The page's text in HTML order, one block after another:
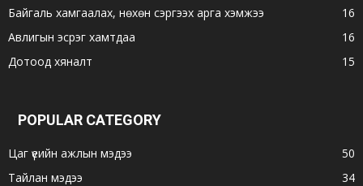
Байгаль хамгаалах, нөхөн сэргээх арга хэмжээ
16
Авлигын эсрэг хамтдаа
16
Дотоод хяналт
15
POPULAR CATEGORY
Цаг үеийн ажлын мэдээ
50
Тайлан мэдээ
34